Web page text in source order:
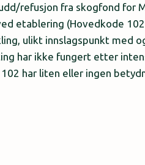
refusjon fra skogfond for
etablering (Hovedkode
ulikt innslagspunkt med
har ikke fungert etter
har liten eller ingen